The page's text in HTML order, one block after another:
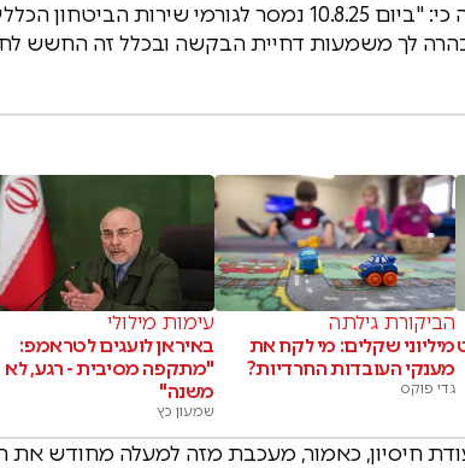
בהמשך ציינה בהרב-מיארה כי: "ביום 10.8.25 נמסר
לך משמעות דחיית הבקשה ובכלל זה החשש
הביקורת גילתה
מיליוני שקלים: מי לקח את
מענקי העובדות החרדיות?
גדי פוקס
עימות מילולי
באיראן לועגים לטראמפ:
"מתקפה מסיבית - רגע, לא
משנה"
שמעון כץ
חיסיון, כאמור, מעכבת מזה למעלה מחודש